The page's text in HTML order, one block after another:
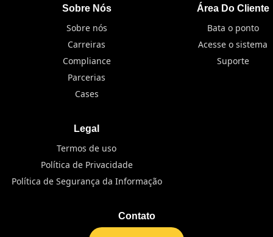
Sobre Nós
Sobre nós
Carreiras
Compliance
Parcerias
Cases
Área Do Cliente
Bata o ponto
Acesse o sistema
Suporte
Legal
Termos de uso
Política de Privacidade
Política de Segurança da Informação
Contato